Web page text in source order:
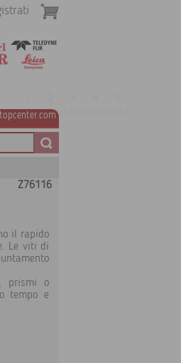
Z76116
il rapido
Le viti di
prismi o
tempo e